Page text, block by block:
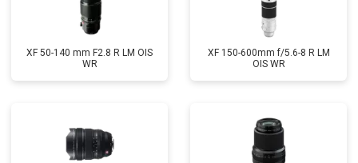
XF 50-140 mm F2.8 R LM OIS
WR
XF 150-600mm f/5.6-8 R LM
OIS WR